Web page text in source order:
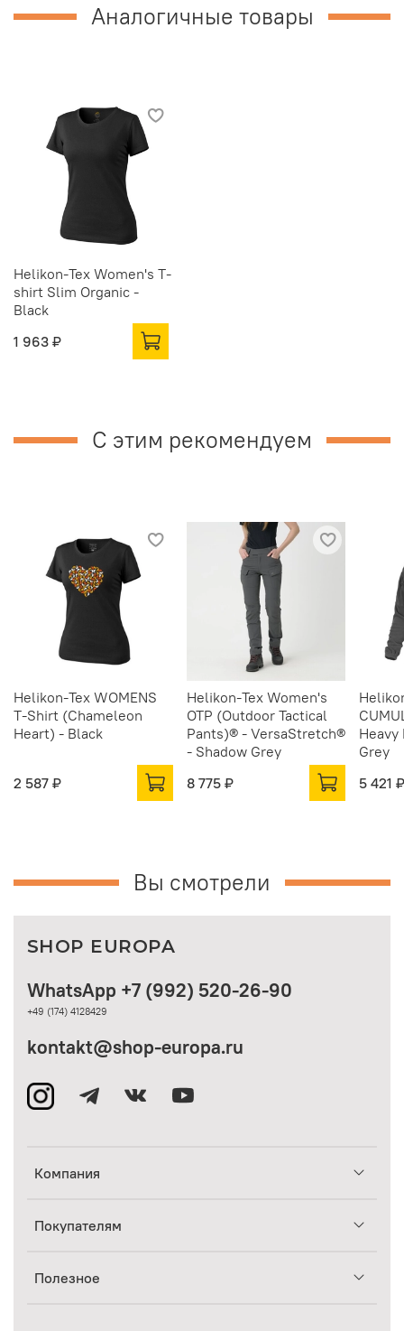
Аналогичные товары
Helikon-Tex Women's T-
shirt Slim Organic -
Black
1 963 ₽
С этим рекомендуем
Helikon-Tex WOMENS
T-Shirt (Chameleon
Heart) - Black
2 587 ₽
Helikon-Tex Women's
OTP (Outdoor Tactical
Pants)® - VersaStretch®
- Shadow Grey
8 775 ₽
Heavy
Grey
5 421 ₽
Вы смотрели
Компания
Покупателям
Полезное
WhatsApp +7 (992) 520-26-90
+49 (174) 4128429
kontakt@shop-europa.ru
SHOP EUROPA